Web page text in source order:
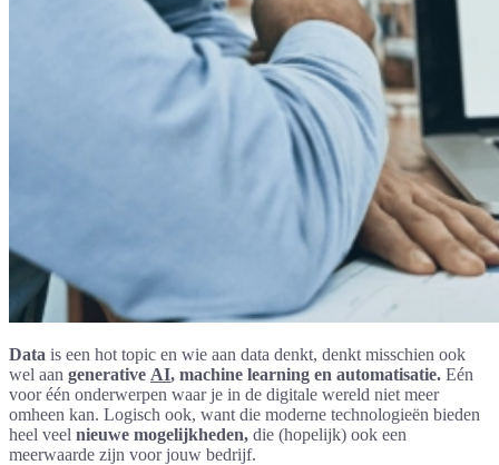
Data is een hot topic en wie aan data denkt, denkt misschien ook
wel aan generative AI, machine learning en automatisatie. Eén
voor één onderwerpen waar je in de digitale wereld niet meer
omheen kan. Logisch ook, want die moderne technologieën bieden
heel veel nieuwe mogelijkheden, die (hopelijk) ook een
meerwaarde zijn voor jouw bedrijf.